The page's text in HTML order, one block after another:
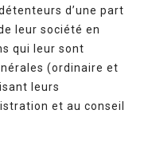
d’une part
leur société en
qui leur sont
(ordinaire et
leurs
et au conseil